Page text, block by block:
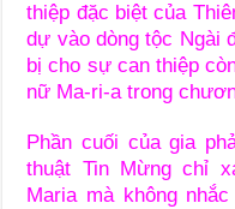
thiệp đặc biệt của
dự vào dòng tộc Ngài
bị cho sự can thiệp
nữ Ma-ri-a trong
Phần cuối của gia
thuật Tin Mừng chỉ
Maria mà không